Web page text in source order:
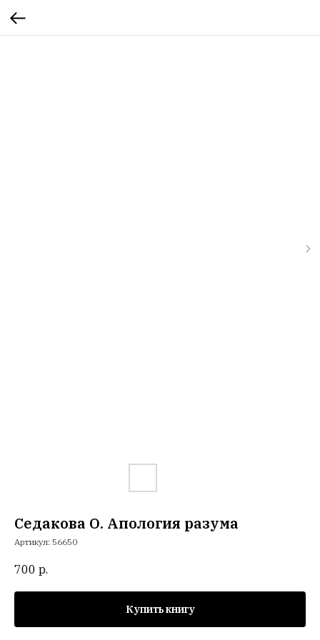
Седакова О. Апология разума
Артикул: 56650
700 р.
Купить книгу